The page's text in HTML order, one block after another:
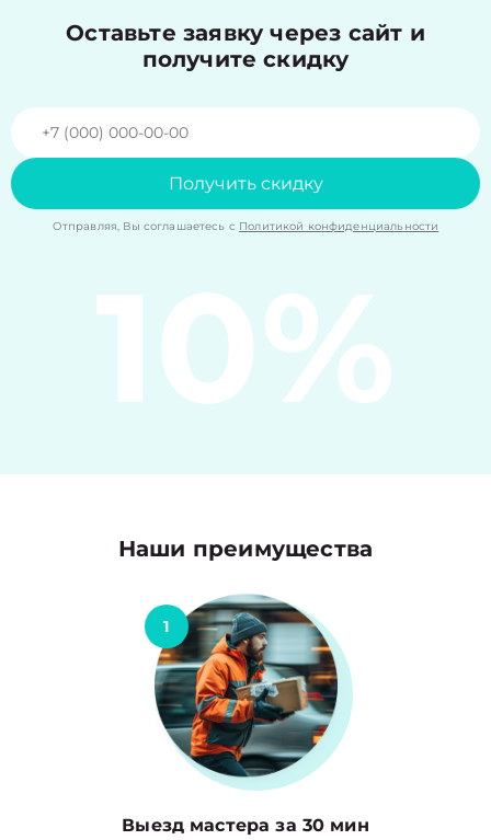
Оставьте заявку через сайт и
получите скидку
Получить скидку
Отправляя, Вы соглашаетесь с Политикой конфиденциальности
10%
Наши преимущества
1
Выезд мастера за 30 мин